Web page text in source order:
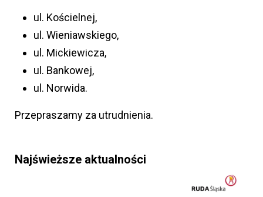
ul. Kościelnej,
ul. Wieniawskiego,
ul. Mickiewicza,
ul. Bankowej,
ul. Norwida.
Przepraszamy za utrudnienia.
Najświeższe aktualności